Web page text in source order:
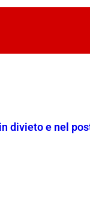
divieto e nel